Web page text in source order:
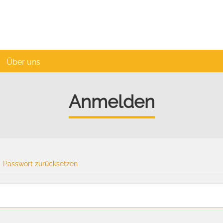
Über uns
Anmelden
Passwort zurücksetzen